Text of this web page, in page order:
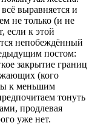
выравняется и
не только (и не
если к этой
непобеждённый
постом:
закрытие границ
(кого
к меньшим
тонуть
продлевая
уже нет.